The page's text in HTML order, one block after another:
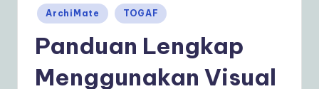
Posted
in
ArchiMate TOGAF
Panduan Lengkap
Menggunakan Visual